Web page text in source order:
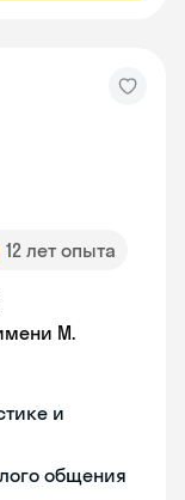
12 лет опыта
М.
и
общения